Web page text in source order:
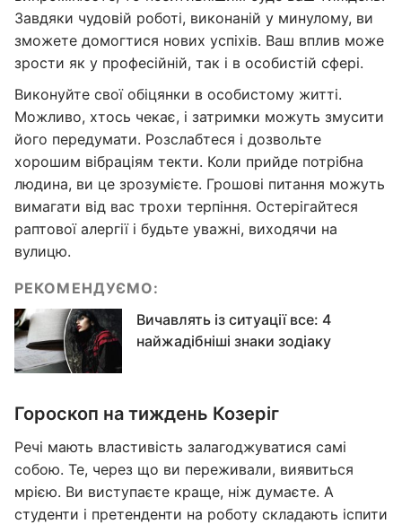
Завдяки чудовій роботі, виконаній у минулому, ви
зможете домогтися нових успіхів. Ваш вплив може
зрости як у професійній, так і в особистій сфері.
Виконуйте свої обіцянки в особистому житті.
Можливо, хтось чекає, і затримки можуть змусити
його передумати. Розслабтеся і дозвольте
хорошим вібраціям текти. Коли прийде потрібна
людина, ви це зрозумієте. Грошові питання можуть
вимагати від вас трохи терпіння. Остерігайтеся
раптової алергії і будьте уважні, виходячи на
вулицю.
РЕКОМЕНДУЄМО:
Вичавлять із ситуації все: 4
найжадібніші знаки зодіаку
Гороскоп на тиждень Козеріг
Речі мають властивість залагоджуватися самі
собою. Те, через що ви переживали, виявиться
мрією. Ви виступаєте краще, ніж думаєте. А
студенти і претенденти на роботу складають іспити